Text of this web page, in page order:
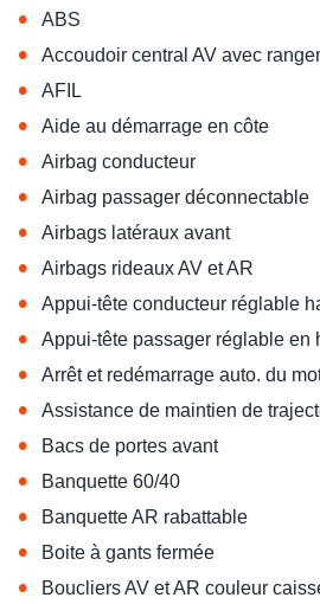
• ABS
• Accoudoir central AV avec
• AFIL
• Aide au démarrage en côte
• Airbag conducteur
• Airbag passager déconnectable
• Airbags latéraux avant
• Airbags rideaux AV et AR
• Appui-tête conducteur réglable
• Appui-tête passager réglable en
• Arrêt et redémarrage auto. du
• Assistance de maintien de
• Bacs de portes avant
• Banquette 60/40
• Banquette AR rabattable
• Boite à gants fermée
• Boucliers AV et AR couleur